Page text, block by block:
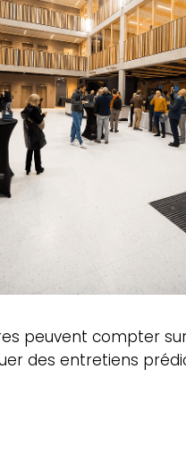
peuvent compter
des entretiens